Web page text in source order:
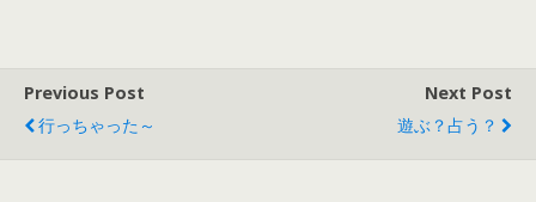
Previous Post
行っちゃった～
Next Post
遊ぶ？占う？